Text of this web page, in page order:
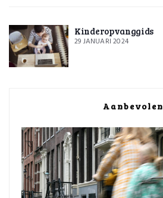
Kinderopvanggids
29 JANUARI 2024
Aanbevolen